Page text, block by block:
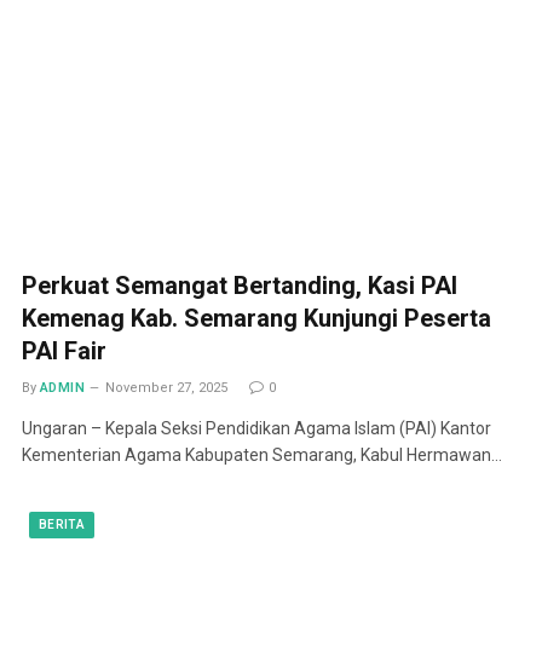
Perkuat Semangat Bertanding, Kasi PAI
Kemenag Kab. Semarang Kunjungi Peserta
PAI Fair
By ADMIN November 27, 2025 0
Ungaran – Kepala Seksi Pendidikan Agama Islam (PAI) Kantor
Kementerian Agama Kabupaten Semarang, Kabul Hermawan…
BERITA